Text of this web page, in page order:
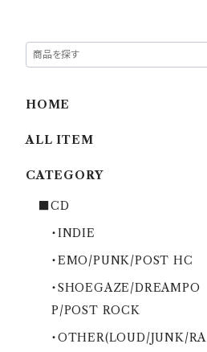
HOME
ALL ITEM
CATEGORY
■CD
・INDIE
・EMO/PUNK/POST HC
・SHOEGAZE/DREAMPO
P/POST ROCK
・OTHER(LOUD/JUNK/RA